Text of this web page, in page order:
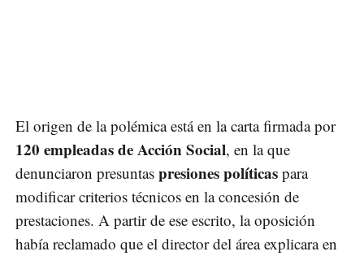
El origen de la polémica está en la carta firmada por
120 empleadas de Acción Social, en la que
denunciaron presuntas presiones políticas para
modificar criterios técnicos en la concesión de
prestaciones. A partir de ese escrito, la oposición
había reclamado que el director del área explicara en